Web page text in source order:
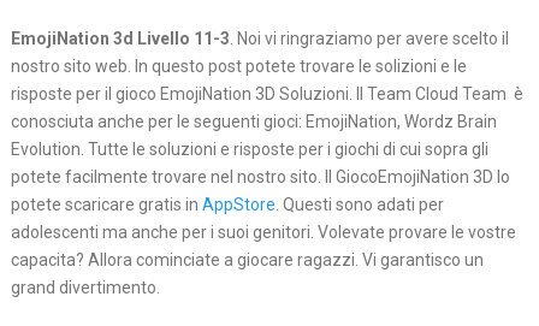
EmojiNation 3d Livello 11-3. Noi vi ringraziamo per avere scelto il
nostro sito web. In questo post potete trovare le solizioni e le
risposte per il gioco EmojiNation 3D Soluzioni. Il Team Cloud Team è
conosciuta anche per le seguenti gioci: EmojiNation, Wordz Brain
Evolution. Tutte le soluzioni e risposte per i giochi di cui sopra gli
potete facilmente trovare nel nostro sito. Il GiocoEmojiNation 3D lo
potete scaricare gratis in AppStore. Questi sono adati per
adolescenti ma anche per i suoi genitori. Volevate provare le vostre
capacita? Allora cominciate a giocare ragazzi. Vi garantisco un
grand divertimento.